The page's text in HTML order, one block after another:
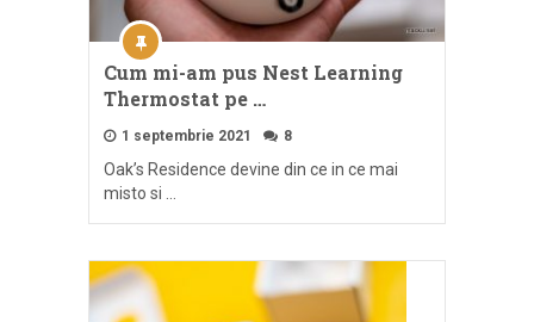
Cum mi-am pus Nest Learning
Thermostat pe …
1 septembrie 2021 8
Oak’s Residence devine din ce in ce mai
misto si …